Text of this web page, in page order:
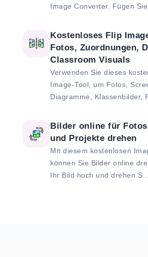
Image Converter. Fügen Sie
Kostenloses Flip
Fotos, Zuordnungen,
Classroom Visuals
Verwenden Sie dieses
Image-Tool, um Fotos,
Diagramme, Klassenbilder,
Bilder online für
und Projekte drehen
Mit diesem kostenlosen
können Sie Bilder online
Ihr Bild hoch und drehen S...